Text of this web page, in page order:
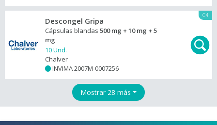
C4
Descongel Gripa
Cápsulas blandas 500 mg + 10 mg + 5
mg
10 Und.
Chalver
INVIMA 2007M-0007256
Mostrar 28 más